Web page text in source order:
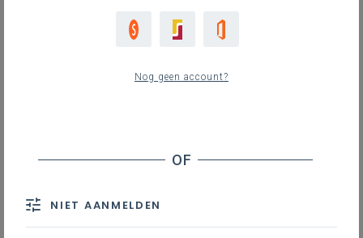
Pre-teaching in wetenschappen
Hoe ziet pre-teaching eruit?
Aandachtspunten
Aan de slag met pre-teaching
Nog geen account?
NIET AANMELDEN